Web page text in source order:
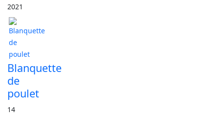
2021
Blanquette
de
poulet
14